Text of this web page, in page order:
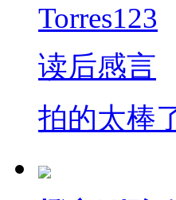
Torres123
读后感言
拍的太棒